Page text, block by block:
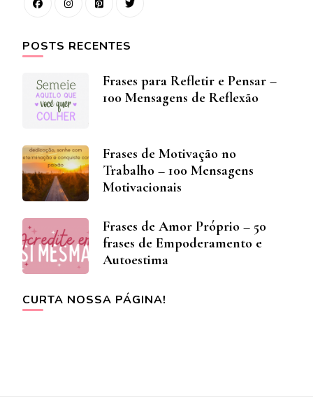
POSTS RECENTES
Frases para Refletir e Pensar –
100 Mensagens de Reflexão
Frases de Motivação no
Trabalho – 100 Mensagens
Motivacionais
Frases de Amor Próprio – 50
frases de Empoderamento e
Autoestima
CURTA NOSSA PÁGINA!